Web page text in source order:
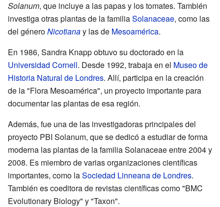
Solanum, que incluye a las papas y los tomates. También
investiga otras plantas de la familiaSolanaceae, como las
del géneroNicotianay las de Mesoamérica.
En 1986, Sandra Knapp obtuvo su doctorado en la
Universidad Cornell. Desde 1992, trabaja en el Museo de
Historia Natural de Londres. Allí, participa en la creación
de la "Flora Mesoamérica", un proyecto importante para
documentar las plantas de esa región.
Además, fue una de las investigadoras principales del
proyecto PBI Solanum, que se dedicó a estudiar de forma
moderna las plantas de la familia Solanaceae entre 2004 y
2008. Es miembro de varias organizaciones científicas
importantes, como laSociedad Linneana de Londres.
También es coeditora de revistas científicas como "BMC
Evolutionary Biology" y "Taxon".